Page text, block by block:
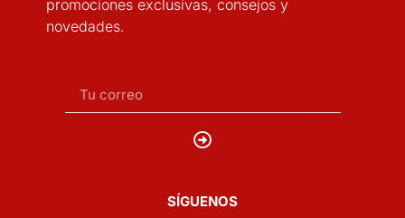
promociones exclusivas, consejos y
novedades.
SÍGUENOS